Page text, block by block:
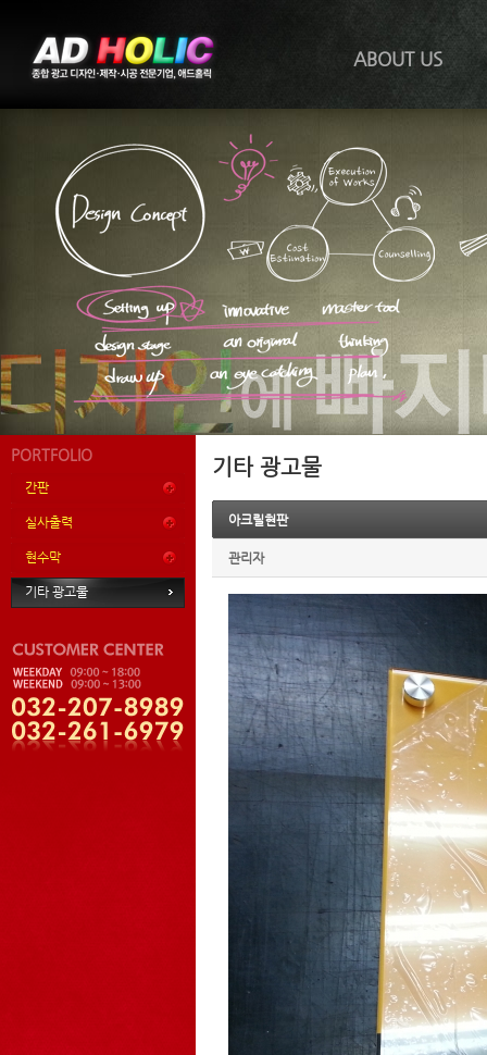
ABOUT US
PORTFOLIO
간판
실사출력
현수막
기타 광고물
기타 광고물
아크릴현판
관리자